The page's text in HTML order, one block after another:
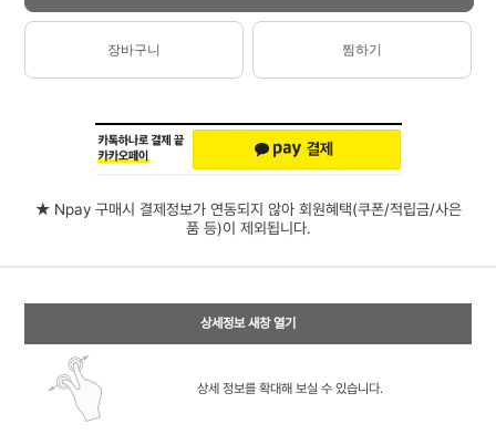
장바구니 찜하기
★ Npay 구매시 결제정보가 연동되지 않아 회원혜택(쿠폰/적립금/사은
품 등)이 제외됩니다.
상세정보 새창 열기
상세 정보를 확대해 보실 수 있습니다.